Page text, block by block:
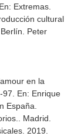
En: Extremas.
cultural
. Berlín. Peter
en la
En: Enrique
España.
. Madrid.
2019.